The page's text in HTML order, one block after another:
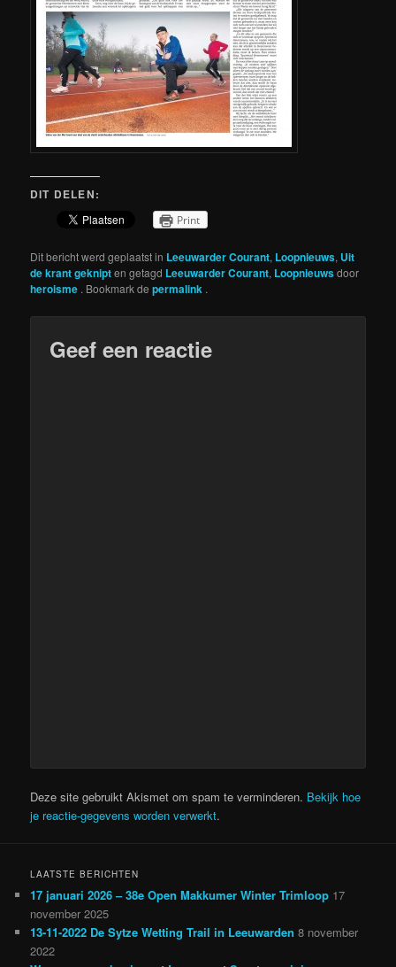
DIT DELEN:
Print
Dit bericht werd geplaatst in Leeuwarder Courant, Loopnieuws, Uit
de krant geknipten getagd Leeuwarder Courant, Loopnieuwsdoor
heroisme . Bookmark depermalink .
Geef een reactie
Deze site gebruikt Akismet om spam te verminderen. Bekijk hoe
je reactie-gegevens worden verwerkt.
LAATSTE BERICHTEN
17 januari 2026 – 38e Open Makkumer Winter Trimloop 17
november 2025
13-11-2022 De Sytze Wetting Trail in Leeuwarden 8 november
2022